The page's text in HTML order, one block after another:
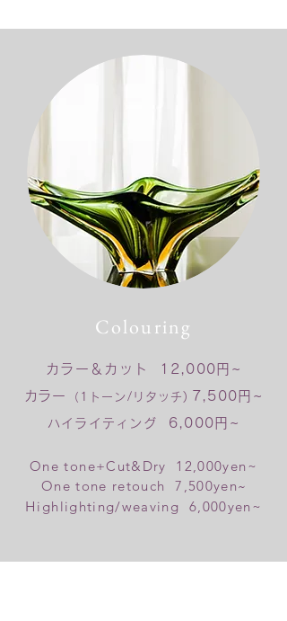
Colouring
カラー＆カット 12,000円~
​カラー
（1トーン/リタッチ) 7,500 円~
ハイライティング 6,000円~
One tone+Cut&Dry 12,000yen~
One tone retouch 7,500yen~
​H igh lighting/weaving 6,000yen~